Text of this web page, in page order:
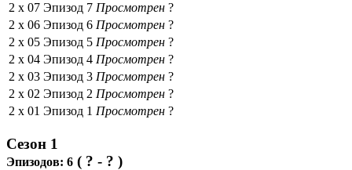
2 x 07 Эпизод 7 Просмотрен ?
2 x 06 Эпизод 6 Просмотрен ?
2 x 05 Эпизод 5 Просмотрен ?
2 x 04 Эпизод 4 Просмотрен ?
2 x 03 Эпизод 3 Просмотрен ?
2 x 02 Эпизод 2 Просмотрен ?
2 x 01 Эпизод 1 Просмотрен ?
Сезон 1
Эпизодов: 6 ( ? - ? )